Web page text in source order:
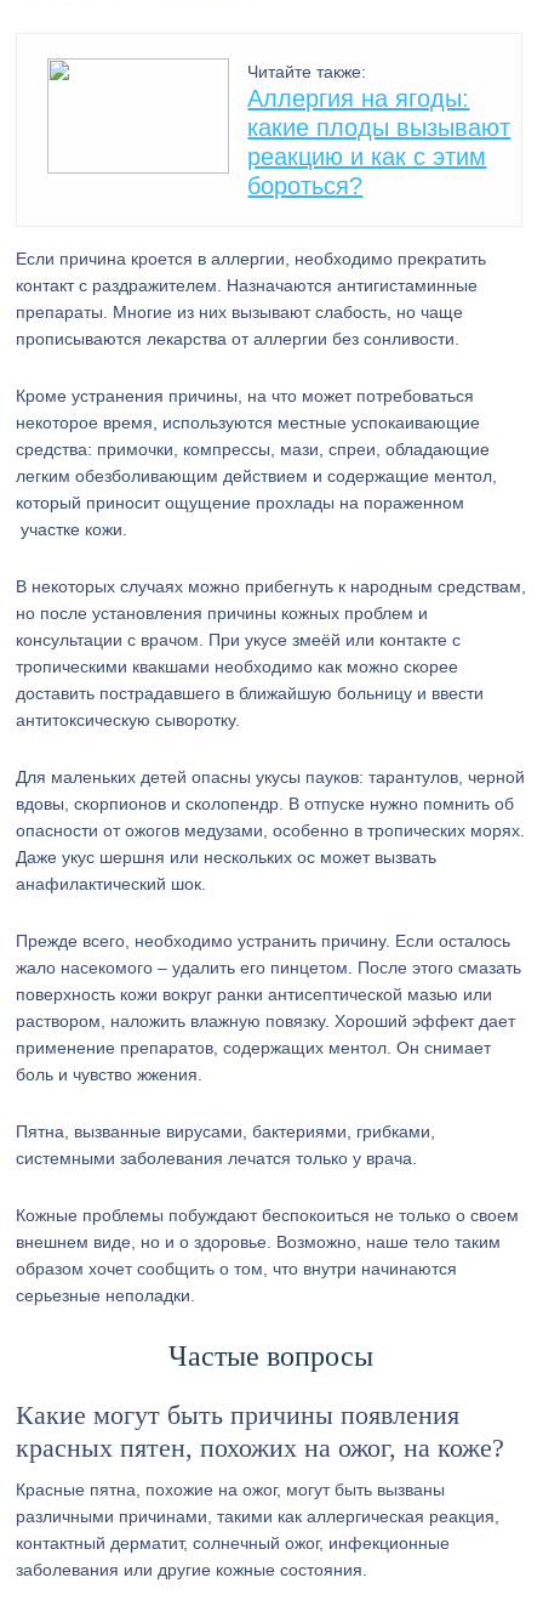
Читайте также:
Аллергия на ягоды:
какие плоды вызывают
реакцию и как с этим
бороться?
Если причина кроется в аллергии, необходимо прекратить
контакт с раздражителем. Назначаются антигистаминные
препараты. Многие из них вызывают слабость, но чаще
прописываются лекарства от аллергии без сонливости.
Кроме устранения причины, на что может потребоваться
некоторое время, используются местные успокаивающие
средства: примочки, компрессы, мази, спреи, обладающие
легким обезболивающим действием и содержащие ментол,
который приносит ощущение прохлады на пораженном
участке кожи.
В некоторых случаях можно прибегнуть к народным средствам,
но после установления причины кожных проблем и
консультации с врачом. При укусе змеёй или контакте с
тропическими квакшами необходимо как можно скорее
доставить пострадавшего в ближайшую больницу и ввести
антитоксическую сыворотку.
Для маленьких детей опасны укусы пауков: тарантулов, черной
вдовы, скорпионов и сколопендр. В отпуске нужно помнить об
опасности от ожогов медузами, особенно в тропических морях.
Даже укус шершня или нескольких ос может вызвать
анафилактический шок.
Прежде всего, необходимо устранить причину. Если осталось
жало насекомого – удалить его пинцетом. После этого смазать
поверхность кожи вокруг ранки антисептической мазью или
раствором, наложить влажную повязку. Хороший эффект дает
применение препаратов, содержащих ментол. Он снимает
боль и чувство жжения.
Пятна, вызванные вирусами, бактериями, грибками,
системными заболевания лечатся только у врача.
Кожные проблемы побуждают беспокоиться не только о своем
внешнем виде, но и о здоровье. Возможно, наше тело таким
образом хочет сообщить о том, что внутри начинаются
серьезные неполадки.
Частые вопросы
Какие могут быть причины появления
красных пятен, похожих на ожог, на коже?
Красные пятна, похожие на ожог, могут быть вызваны
различными причинами, такими как аллергическая реакция,
контактный дерматит, солнечный ожог, инфекционные
заболевания или другие кожные состояния.